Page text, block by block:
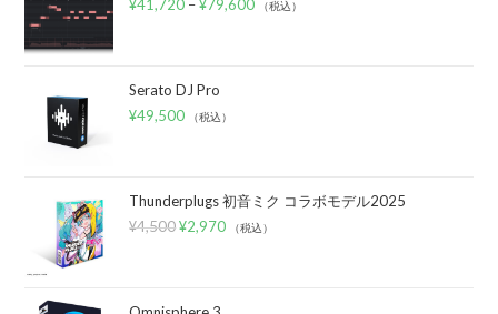
¥41,720 –¥79,600 （税込）
Serato DJ Pro
¥49,500 （税込）
Thunderplugs 初音ミク コラボモデル2025
¥4,500 ¥2,970 （税込）